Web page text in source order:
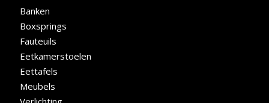
Banken
Boxsprings
Fauteuils
Eetkamerstoelen
Eettafels
Meubels